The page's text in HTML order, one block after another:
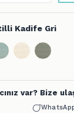
Kadife Gri
var? Bize